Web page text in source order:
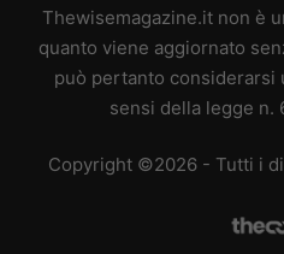
Thewisemagazine.it non è
quanto viene aggiornato
può pertanto considerarsi
sensi della legge n.
Copyright ©2026 - Tutti i